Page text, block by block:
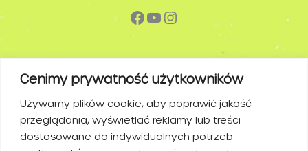
Cenimy prywatność użytkowników
Używamy plików cookie, aby poprawić jakość
przeglądania, wyświetlać reklamy lub treści
dostosowane do indywidualnych potrzeb
Facebook
YouTube
Instagram
PRZYDATNE LINKI